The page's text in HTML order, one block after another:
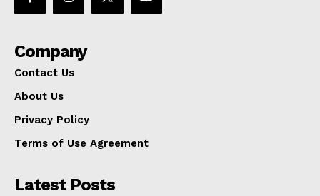
Company
Contact Us
About Us
Privacy Policy
Terms of Use Agreement
Latest Posts